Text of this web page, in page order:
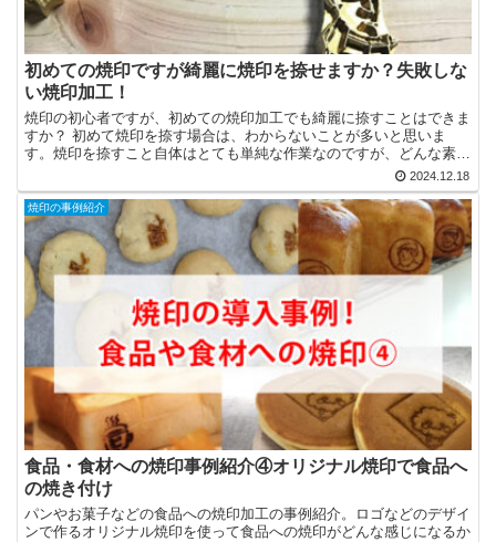
初めての焼印ですが綺麗に焼印を捺せますか？失敗しな
い焼印加工！
焼印の初心者ですが、初めての焼印加工でも綺麗に捺すことはできま
すか？ 初めて焼印を捺す場合は、わからないことが多いと思いま
す。焼印を捺すこと自体はとても単純な作業なのですが、どんな素材
に捺すのか？デザインはどんなものか？など、利用状況によっ...2024.12.18
焼印の事例紹介
食品・食材への焼印事例紹介④オリジナル焼印で食品へ
の焼き付け
パンやお菓子などの食品への焼印加工の事例紹介。ロゴなどのデザイ
ンで作るオリジナル焼印を使って食品への焼印がどんな感じになるか